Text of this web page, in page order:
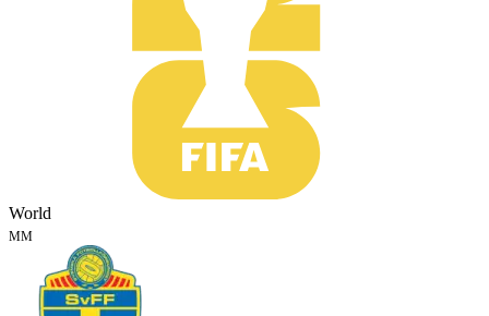
World
MM